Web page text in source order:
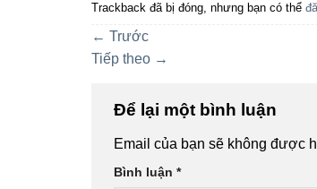
Trackback đã bị đóng, nhưng bạn có thể
← Trước
Tiếp theo →
Để lại một bình luận
Email của bạn sẽ không được
Bình luận *